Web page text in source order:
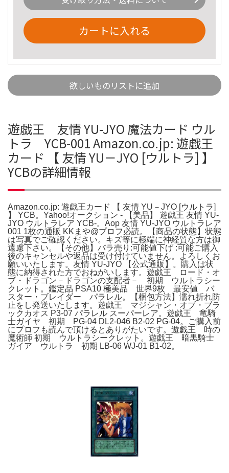
カートに入れる
欲しいものリストに追加
遊戯王 友情 YU-JYO 魔法カード ウル
トラ YCB-001 Amazon.co.jp: 遊戯王
カード 【 友情 YU－JYO [ウルトラ] 】
YCBの詳細情報
Amazon.co.jp: 遊戯王カード 【 友情 YU－JYO [ウルトラ]
】 YCB。Yahoo!オークション - 【美品】 遊戯王 友情 YU-
JYO ウルトラレア YCB-。Aop 友情 YU-JYO ウルトラレア
001 1枚の通販 KKまや@プロフ必読。【商品の状態】状態
は写真でご確認ください。キズ等に極端に神経質な方は御
遠慮下さい。【その他】バラ売り:可能値下げ :可能ご購入
後のキャンセルや返品は受け付けていません。よろしくお
願いいたします。友情 YU-JYO 【公式通販】。購入は状
態に納得された方でおねがいします。遊戯王 ロード・オ
ブ・ドラゴン－ドラゴンの支配者－ 初期 ウルトラシー
クレット。鑑定品 PSA10 極美品 世界9枚 最安値 バ
スター・ブレイダー パラレル。【梱包方法】濡れ折れ防
止をし発送いたします。遊戯王 マジシャン・オブ・ブラ
ックカオス P3-07 パラレル スーパーレア。遊戯王 竜騎
士ガイヤ 初期 PG-04 DL2-046 B2-02 PG-04。ご購入前
にプロフも読んで頂けるとありがたいです。遊戯王 時の
魔術師 初期 ウルトラシークレット。遊戯王 暗黒騎士
ガイア ウルトラ 初期 LB-06 WJ-01 B1-02。